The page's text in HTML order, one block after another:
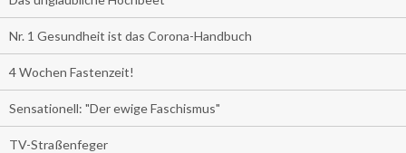
Nr. 1 Gesundheit ist das Corona-Handbuch
4 Wochen Fastenzeit!
Sensationell: "Der ewige Faschismus"
TV-Straßenfeger